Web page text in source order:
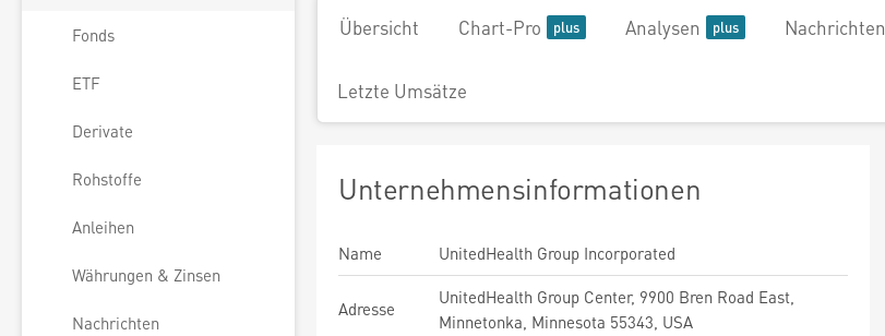
Fonds
ETF
Derivate
Rohstoffe
Anleihen
Währungen & Zinsen
Nachrichten
Übersicht Chart-Pro Analysen Nachrichten
Letzte Umsätze
Unternehmensinformationen
Name UnitedHealth Group Incorporated
Adresse
UnitedHealth Group Center, 9900 Bren Road East,
Minnetonka, Minnesota 55343, USA